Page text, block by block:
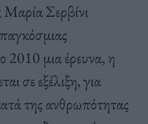
Μαρία Σερβίνι
2010 μια έρευνα, η
σε εξέλιξη, για
της ανθρωπότητας